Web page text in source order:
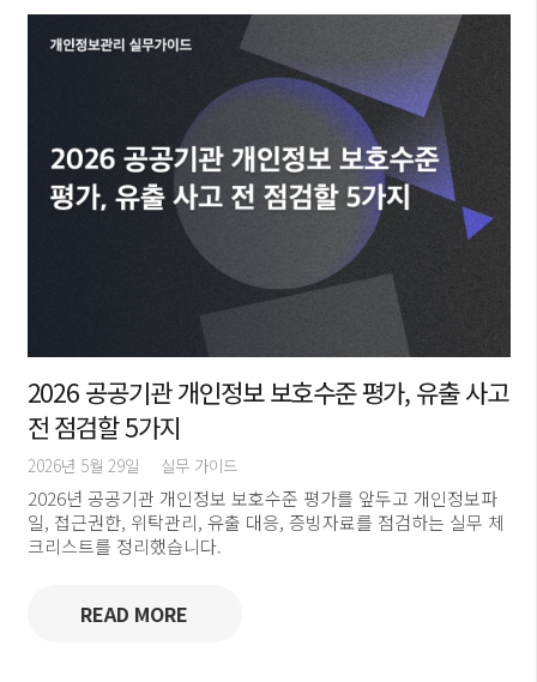
2026 공공기관 개인정보 보호수준 평가, 유출 사고
전 점검할 5가지
2026년 5월 29일 실무 가이드
2026년 공공기관 개인정보 보호수준 평가를 앞두고 개인정보파
일, 접근권한, 위탁관리, 유출 대응, 증빙자료를 점검하는 실무 체
크리스트를 정리했습니다.
READ MORE